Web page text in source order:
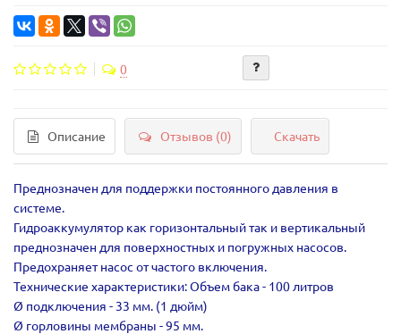
0
Описание Отзывов (0) Скачать
Преднозначен для поддержки постоянного давления в
системе.
Гидроаккумулятор как горизонтальный так и вертикальный
преднозначен для поверхностных и погружных насосов.
Предохраняет насос от частого включения.
Технические характеристики: Объем бака - 100 литров
Ø подключения - 33 мм. (1 дюйм)
Ø горловины мембраны - 95 мм.